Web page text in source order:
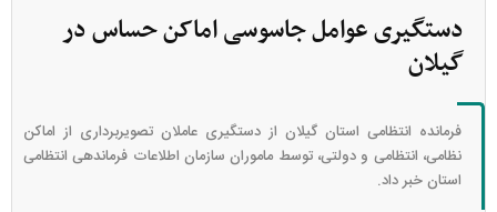
دستگیری عوامل جاسوسی اماکن حساس در
گیلان
فرمانده انتظامی استان گیلان از دستگیری عاملان تصویربرداری از اماکن
نظامی، انتظامی و دولتی، توسط ماموران سازمان اطلاعات فرماندهی انتظامی
استان خبر داد.